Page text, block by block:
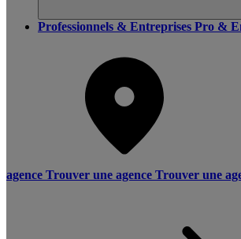
Professionnels & Entreprises Pro &
agence Trouver une agence Trouver une